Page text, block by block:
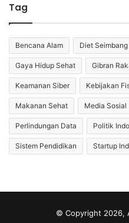
Tag
Bencana Alam Diet Seimbang
Gaya Hidup Sehat Gibran
Keamanan Siber Kebijakan
Makanan Sehat Media Sosial
Perlindungan Data Politik
Sistem Pendidikan Startup
© Copyright 2026,